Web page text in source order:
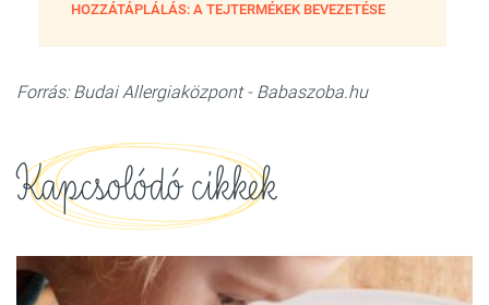
HOZZÁTÁPLÁLÁS: A TEJTERMÉKEK BEVEZETÉSE
Forrás: Budai Allergiaközpont - Babaszoba.hu
Kapcsolódó cikkek